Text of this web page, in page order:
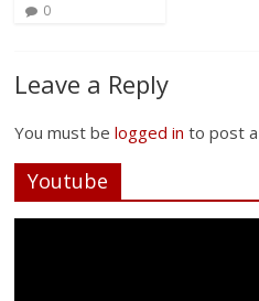
0
Leave a Reply
You must belogged in to post
Youtube